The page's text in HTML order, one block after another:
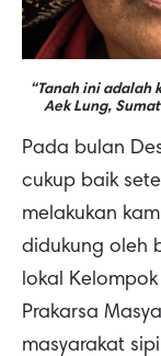
“Tanah ini adalah
Aek Lung,
Pada bulan
cukup baik
melakukan
didukung oleh
lokal
Prakarsa
masyarakat